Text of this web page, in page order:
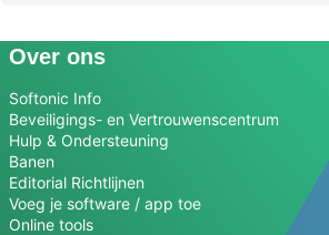
Over ons
Softonic Info
Beveiligings- en Vertrouwenscentrum
Hulp & Ondersteuning
Banen
Editorial Richtlijnen
Voeg je software / app toe
Online tools